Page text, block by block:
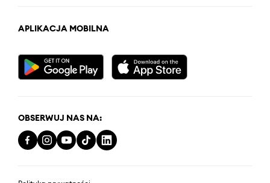
APLIKACJA MOBILNA
OBSERWUJ NAS NA: